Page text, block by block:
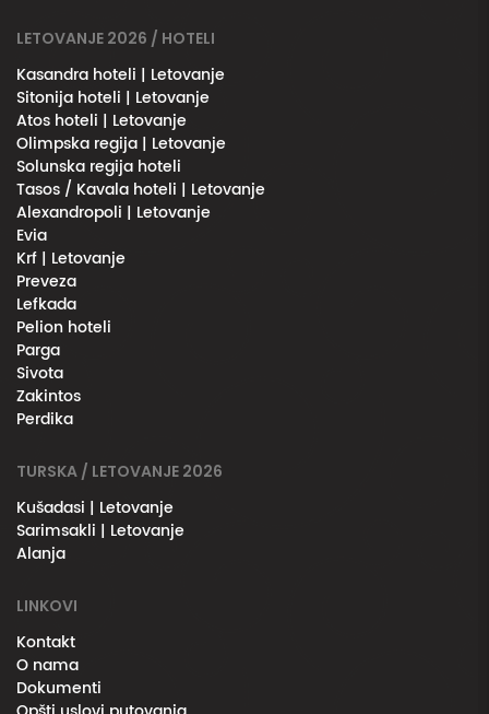
LETOVANJE 2026 / HOTELI
Kasandra hoteli | Letovanje
Sitonija hoteli | Letovanje
Atos hoteli | Letovanje
Olimpska regija | Letovanje
Solunska regija hoteli
Tasos / Kavala hoteli | Letovanje
Alexandropoli | Letovanje
Evia
Krf | Letovanje
Preveza
Lefkada
Pelion hoteli
Parga
Sivota
Zakintos
Perdika
TURSKA / LETOVANJE 2026
Kušadasi | Letovanje
Sarimsakli | Letovanje
Alanja
LINKOVI
Kontakt
O nama
Dokumenti